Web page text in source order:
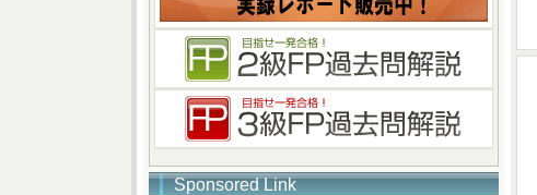
Sponsored Link